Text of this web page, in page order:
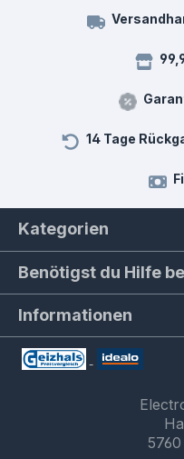
14 Tage
Kategorien
Benötigst du Hilfe
Informationen